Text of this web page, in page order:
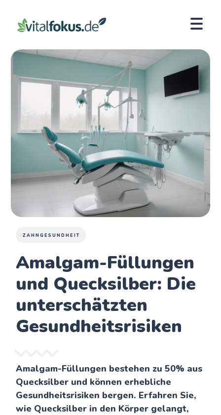
ZAHNGESUNDHEIT
Amalgam-Füllungen
und Quecksilber: Die
unterschätzten
Gesundheitsrisiken
Amalgam-Füllungen bestehen zu 50% aus
Quecksilber und können erhebliche
Gesundheitsrisiken bergen. Erfahren Sie,
wie Quecksilber in den Körper gelangt,